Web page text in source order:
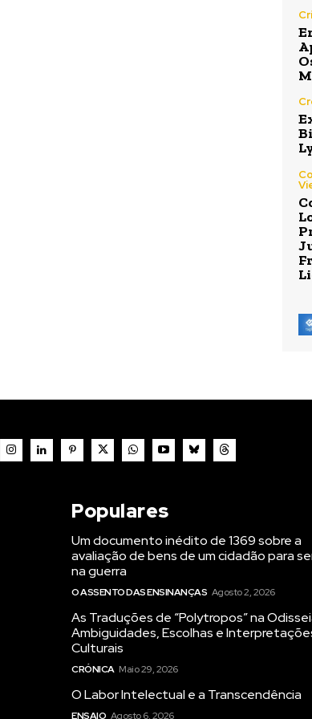
Populares
Um documento inédito de 1369 sobre a
avaliação de bens de um cidadão para
na guerra
O ASSENTO DAS ENSINANÇAS Agosto 2, 2026
As Traduções de “Polytropos” na
Ambiguidades, Escolhas e
Culturais
CRÓNICA Maio 29, 2026
O Labor Intelectual e a Transcendência
ENSAIO Agosto 6, 2026